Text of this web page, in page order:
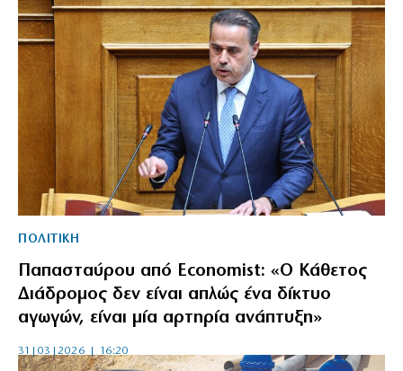
ΠΟΛΙΤΙΚΗ
Παπασταύρου από Economist: «Ο Κάθετος
Διάδρομος δεν είναι απλώς ένα δίκτυο
αγωγών, είναι μία αρτηρία ανάπτυξη»
31|03|2026 | 16:20